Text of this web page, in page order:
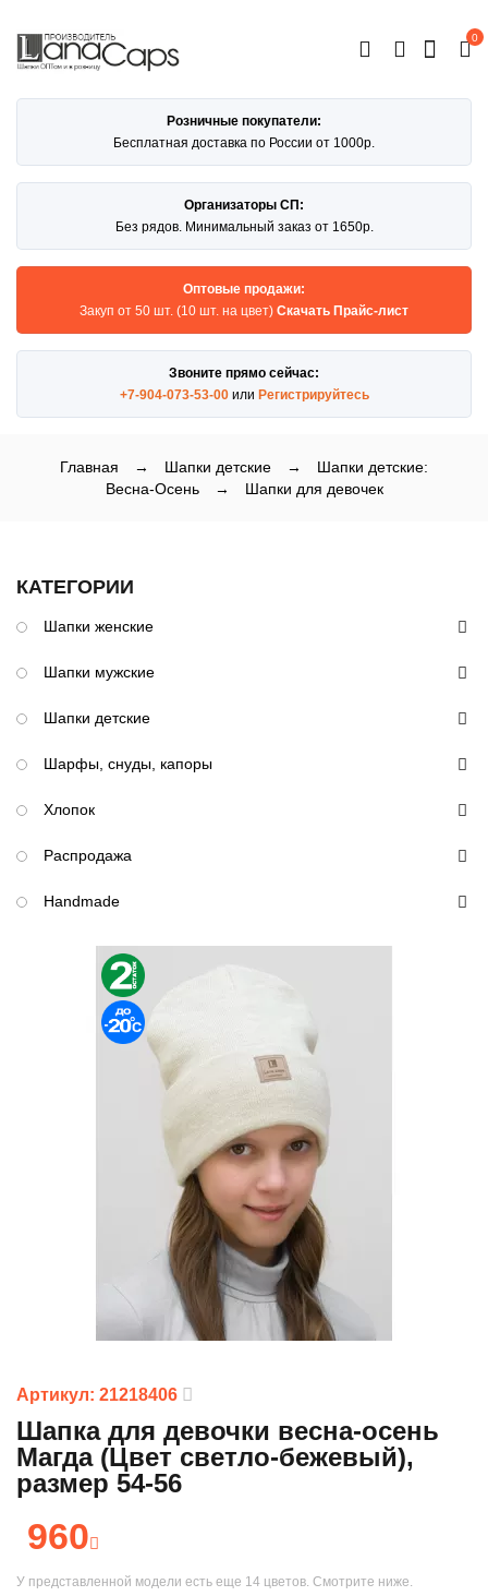
0
КАТАЛОГ
Розничные покупатели:
Бесплатная доставка по России от 1000р.
Организаторы СП:
Без рядов. Минимальный заказ от 1650р.
Оптовые продажи:
Закуп от 50 шт. (10 шт. на цвет) Скачать Прайс-лист
Звоните прямо сейчас:
+7-904-073-53-00или Регистрируйтесь
Главная → Шапки детские →
Шапки детские:
Весна-Осень
→ Шапки для девочек
КАТЕГОРИИ
Шапки женские
Шапки мужские
Шапки детские
Шарфы, снуды, капоры
Хлопок
Распродажа
Handmade
Артикул: 21218406
Шапка для девочки весна-осень
Магда (Цвет светло-бежевый),
размер 54-56
960
У представленной модели есть еще 14 цветов. Смотрите ниже.